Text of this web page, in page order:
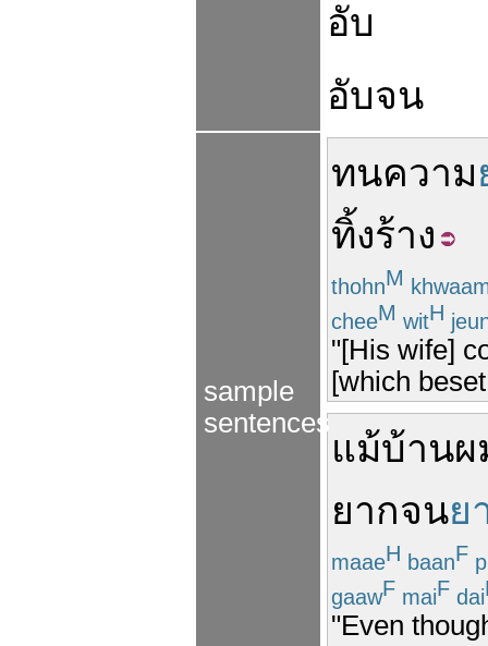
อับ
อับจน
sample
sentences
ทนความ
ทิ้งร้าง
thohnM
cheeM witH
"[His wife]
[which
แม้บ้านผ
ยากจนย
maaeH baanF
gaawF maiF dai
"Even